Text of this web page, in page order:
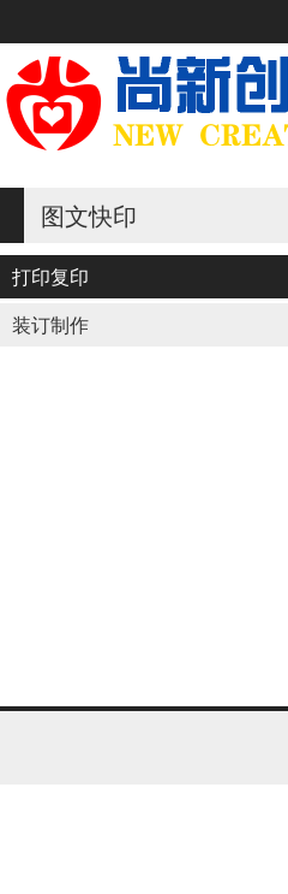
图文快印
打印复印
装订制作